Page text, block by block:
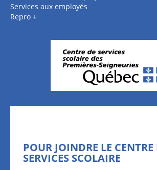
Services aux employés
Repro +
POUR JOINDRE LE CENTRE
SERVICES SCOLAIRE